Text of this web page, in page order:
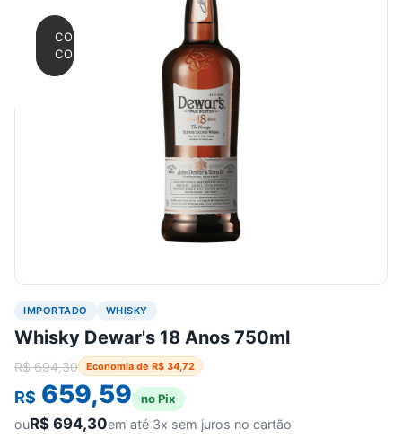
CONTINUAR
COMPRANDO
IMPORTADO WHISKY
Whisky Dewar's 18 Anos 750ml
R$694,30 Economia de R$ 34,72
R$ 659,59 no Pix
ouR$ 694,30em até 3x sem juros no cartão